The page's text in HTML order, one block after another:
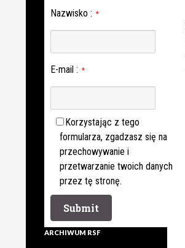
Nazwisko : *
E-mail : *
Korzystając z tego
formularza, zgadzasz się na
przechowywanie i
przetwarzanie twoich danych
przez tę stronę.
ARCHIWUM RSF